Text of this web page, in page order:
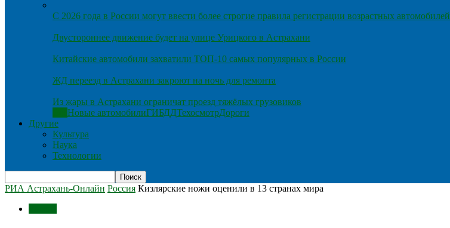
С 2026 года в России могут ввести более строгие правила регистрации возрастных автомобилей
Двустороннее движение будет на улице Урицкого в Астрахани
Китайские автомобили захватили ТОП-10 самых популярных в России
ЖД переезд в Астрахани закроют на ночь для ремонта
Из жары в Астрахани ограничат проезд тяжёлых грузовиков
Новые автомобилиГИБДДТехосмотрДороги
Другие
Культура
Наука
Технологии
РИА Астрахань-Онлайн Россия Кизлярские ножи оценили в 13 странах мира